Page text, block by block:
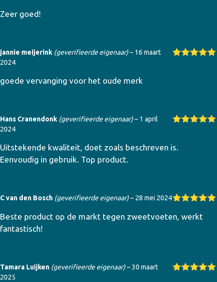
Zeer goed!
jannie meijerink (geverifieerde eigenaar)– 16 maart
2024
goede vervanging voor het oude merk
Hans Cranendonk (geverifieerde eigenaar)– 1 april
2024
Uitstekende kwaliteit, doet zoals beschreven is.
Eenvoudig in gebruik. Top product.
d5uit 5
C van den Bosch (geverifieerde eigenaar)– 28 mei 2024
Beste product op de markt tegen zweetvoeten, werkt
fantastisch!
Tamara Luijken (geverifieerde eigenaar)–30 maart
2025